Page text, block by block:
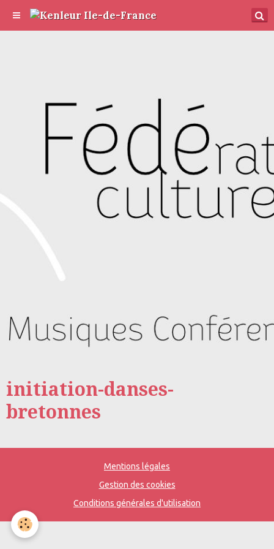
initiation-danses-
bretonnes
Mentions légales
Gestion des cookies
Conditions générales d'utilisation